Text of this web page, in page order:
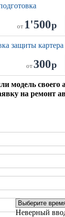
от 1'500р
защиты картера
от 300р
модель своего
на ремонт
Неверный